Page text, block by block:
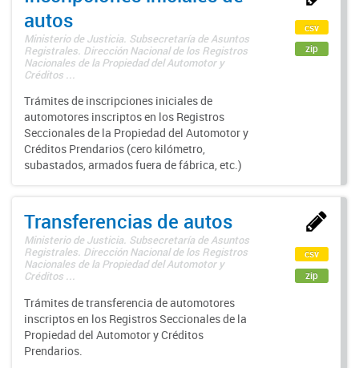
autos
Ministerio de Justicia. Subsecretaría de Asuntos
Registrales. Dirección Nacional de los Registros
Nacionales de la Propiedad del Automotor y
Créditos ...
Trámites de inscripciones iniciales de
automotores inscriptos en los Registros
Seccionales de la Propiedad del Automotor y
Créditos Prendarios (cero kilómetro,
subastados, armados fuera de fábrica, etc.)
csv
zip
Transferencias de autos
Ministerio de Justicia. Subsecretaría de Asuntos
Registrales. Dirección Nacional de los Registros
Nacionales de la Propiedad del Automotor y
Créditos ...
Trámites de transferencia de automotores
inscriptos en los Registros Seccionales de la
Propiedad del Automotor y Créditos
Prendarios.
csv
zip